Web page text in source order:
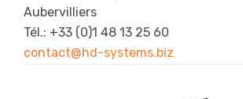
Aubervilliers
Tél.: +33 (0)1 48 13 25 60
contact@hd-systems.biz